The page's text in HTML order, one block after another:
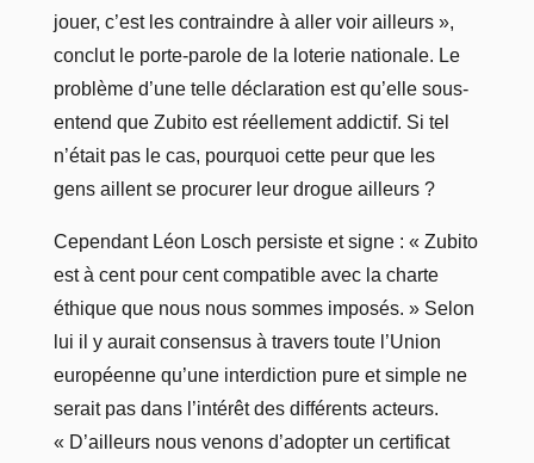
jouer, c’est les contraindre à aller voir ailleurs »,
conclut le porte-parole de la loterie nationale. Le
problème d’une telle déclaration est qu’elle sous-
entend que Zubito est réellement addictif. Si tel
n’était pas le cas, pourquoi cette peur que les
gens aillent se procurer leur drogue ailleurs ?
Cependant Léon Losch persiste et signe : « Zubito
est à cent pour cent compatible avec la charte
éthique que nous nous sommes imposés. » Selon
lui il y aurait consensus à travers toute l’Union
européenne qu’une interdiction pure et simple ne
serait pas dans l’intérêt des différents acteurs.
« D’ailleurs nous venons d’adopter un certificat